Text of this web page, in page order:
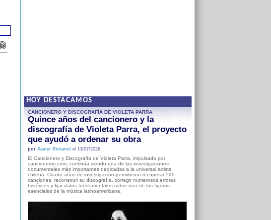
HOY DESTACAMOS
CANCIONERO Y DISCOGRAFÍA DE VIOLETA PARRA
Quince años del cancionero y la
discografía de Violeta Parra, el proyecto
que ayudó a ordenar su obra
por Xavier Pintanel el 13/07/2026
El Cancionero y Discografía de Violeta Parra, impulsado por
cancioneros.com, continúa siendo una de las investigaciones
documentales más importantes dedicadas a la universal artista
chilena. Cuatro años de investigación permitieron recuperar 520
canciones, reconstruir su discografía, corregir numerosos errores
históricos y fijar datos fundamentales sobre una de las figuras
esenciales de la música latinoamericana.